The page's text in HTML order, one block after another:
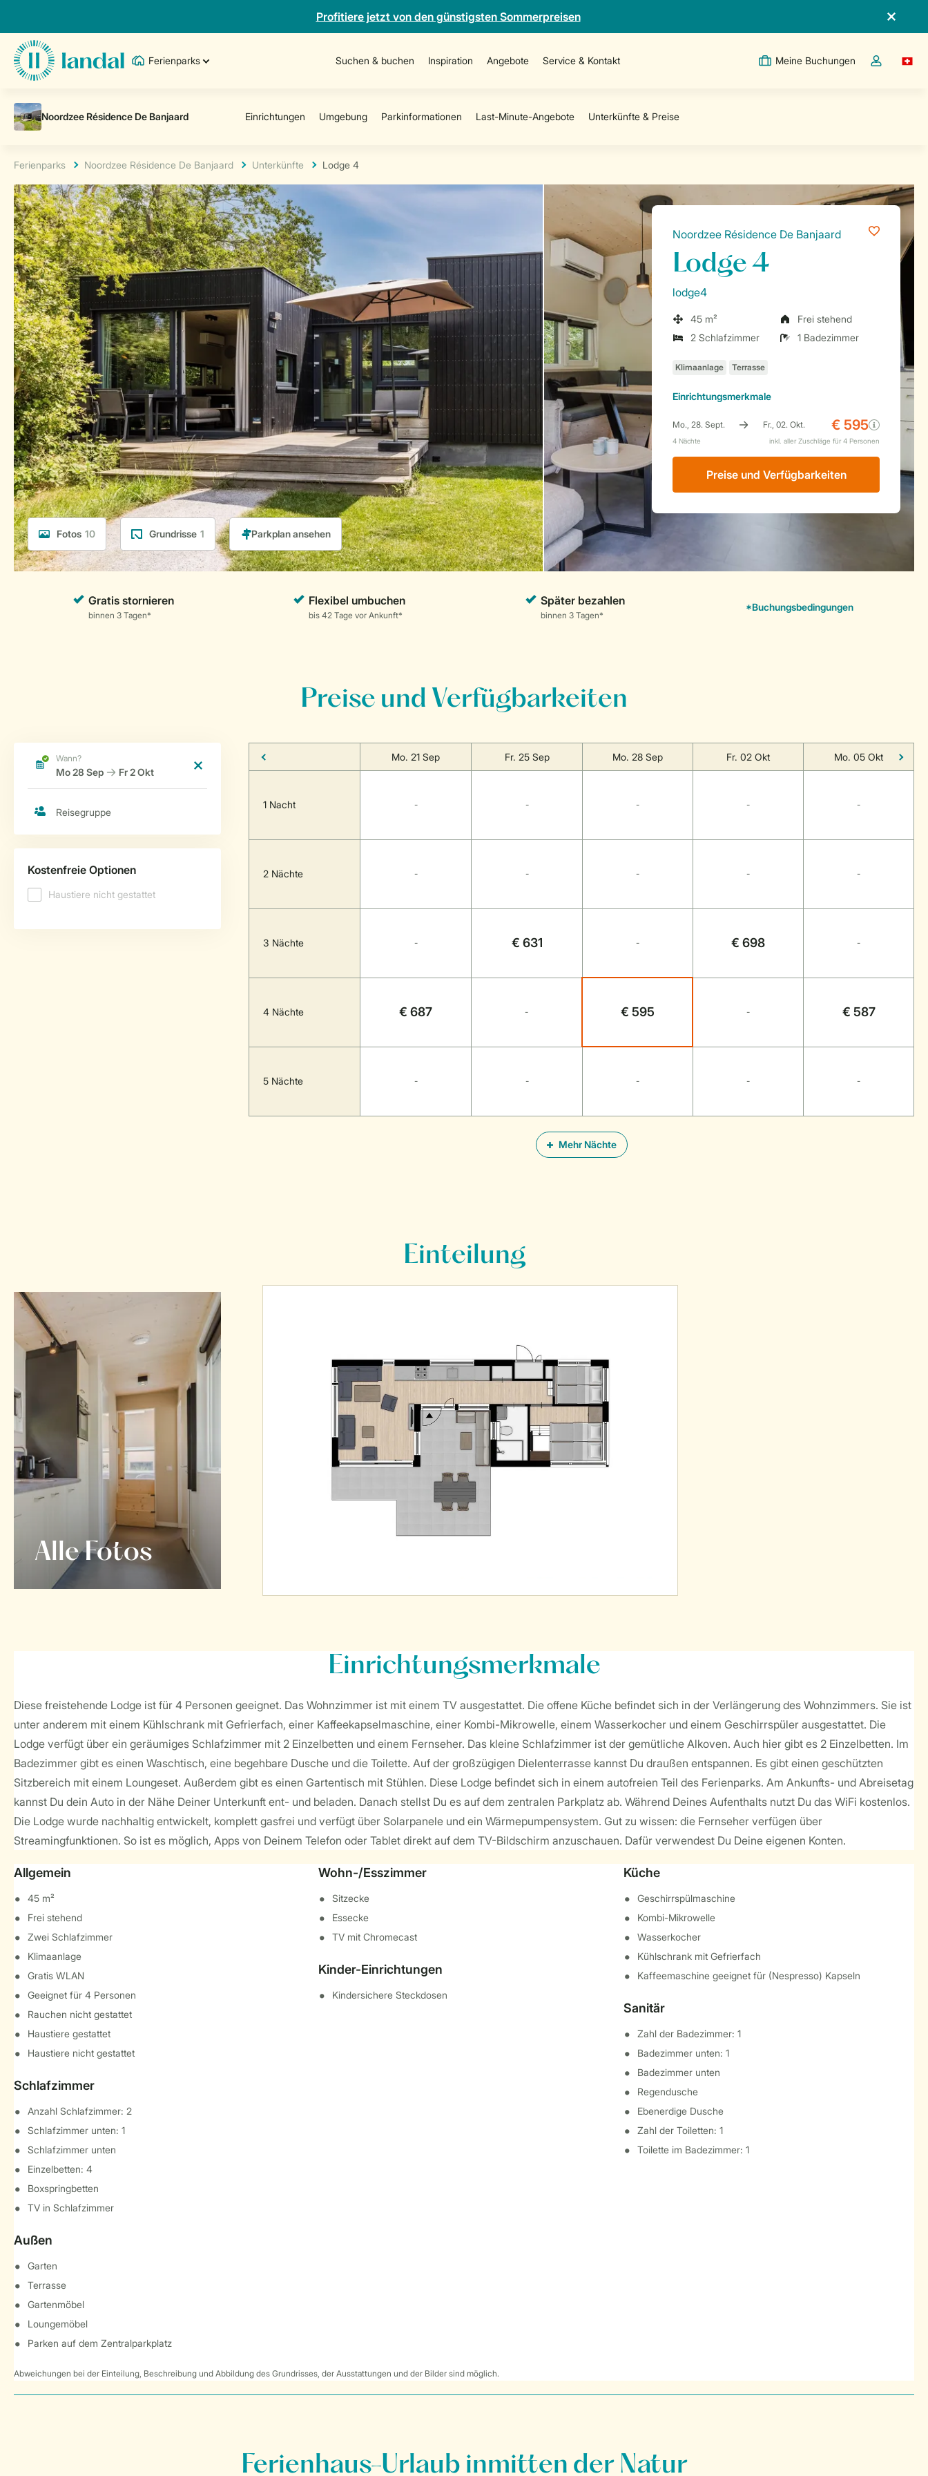
Profitiere jetzt von den günstigsten Sommerpreisen
Ferienparks Suchen & buchen Inspiration Angebote Service & Kontakt Meine Buchungen
Dropdown-
Ferienparks Noordzee Résidence De Banjaard Unterkünfte Lodge 4
Fotos 10 Grundrisse 1
Noordzee Résidence De Banjaard
Lodge 4
lodge4
45 m²
Frei stehend
2 Schlafzimmer
1 Badezimmer
Einrichtungsmerkmale
Preise und Verfügbarkeiten
Preise und Verfügbarkeiten
Mehr Nächte
Mo. 21 Sep Fr. 25 Sep Mo. 28 Sep Fr. 02 Okt Mo. 05 Okt
1 Nacht - - - - -
2 Nächte - - - - -
3 Nächte - € 631 - € 698 -
4 Nächte € 687 - € 595 - € 587
5 Nächte - - - - -
Einteilung
Alle Fotos
Einrichtungsmerkmale
Diese freistehende Lodge ist für 4 Personen geeignet. Das Wohnzimmer ist mit einem TV ausgestattet. Die offene Küche befindet sich in der Verlängerung des Wohnzimmers. Sie ist
unter anderem mit einem Kühlschrank mit Gefrierfach, einer Kaffeekapselmaschine, einer Kombi-Mikrowelle, einem Wasserkocher und einem Geschirrspüler ausgestattet. Die
Lodge verfügt über ein geräumiges Schlafzimmer mit 2 Einzelbetten und einem Fernseher. Das kleine Schlafzimmer ist der gemütliche Alkoven. Auch hier gibt es 2 Einzelbetten. Im
Badezimmer gibt es einen Waschtisch, eine begehbare Dusche und die Toilette. Auf der großzügigen Dielenterrasse kannst Du draußen entspannen. Es gibt einen geschützten
Sitzbereich mit einem Loungeset. Außerdem gibt es einen Gartentisch mit Stühlen. Diese Lodge befindet sich in einem autofreien Teil des Ferienparks. Am Ankunfts- und Abreisetag
kannst Du dein Auto in der Nähe Deiner Unterkunft ent- und beladen. Danach stellst Du es auf dem zentralen Parkplatz ab. Während Deines Aufenthalts nutzt Du das WiFi kostenlos.
Die Lodge wurde nachhaltig entwickelt, komplett gasfrei und verfügt über Solarpanele und ein Wärmepumpensystem. Gut zu wissen: die Fernseher verfügen über
Streamingfunktionen. So ist es möglich, Apps von Deinem Telefon oder Tablet direkt auf dem TV-Bildschirm anzuschauen. Dafür verwendest Du Deine eigenen Konten.
Allgemein
45 m²
Frei stehend
Zwei Schlafzimmer
Klimaanlage
Gratis WLAN
Geeignet für 4 Personen
Rauchen nicht gestattet
Haustiere gestattet
Haustiere nicht gestattet
Schlafzimmer
Anzahl Schlafzimmer: 2
Schlafzimmer unten: 1
Schlafzimmer unten
Einzelbetten: 4
Boxspringbetten
TV in Schlafzimmer
Außen
Garten
Terrasse
Gartenmöbel
Loungemöbel
Parken auf dem Zentralparkplatz
Wohn-/Esszimmer
Sitzecke
Essecke
TV mit Chromecast
Kinder-Einrichtungen
Kindersichere Steckdosen
Küche
Geschirrspülmaschine
Kombi-Mikrowelle
Wasserkocher
Kühlschrank mit Gefrierfach
Kaffeemaschine geeignet für (Nespresso) Kapseln
Sanitär
Zahl der Badezimmer: 1
Badezimmer unten: 1
Badezimmer unten
Regendusche
Ebenerdige Dusche
Zahl der Toiletten: 1
Toilette im Badezimmer: 1
Abweichungen bei der Einteilung, Beschreibung und Abbildung des Grundrisses, der Ausstattungen und der Bilder sind möglich.
Ferienhaus-Urlaub inmitten der Natur